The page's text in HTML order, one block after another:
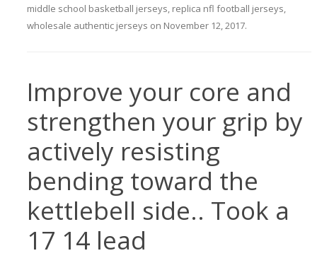
middle school basketball jerseys, replica nfl football jerseys,
wholesale authentic jerseys on November 12, 2017.
Improve your core and
strengthen your grip by
actively resisting
bending toward the
kettlebell side.. Took a
17 14 lead